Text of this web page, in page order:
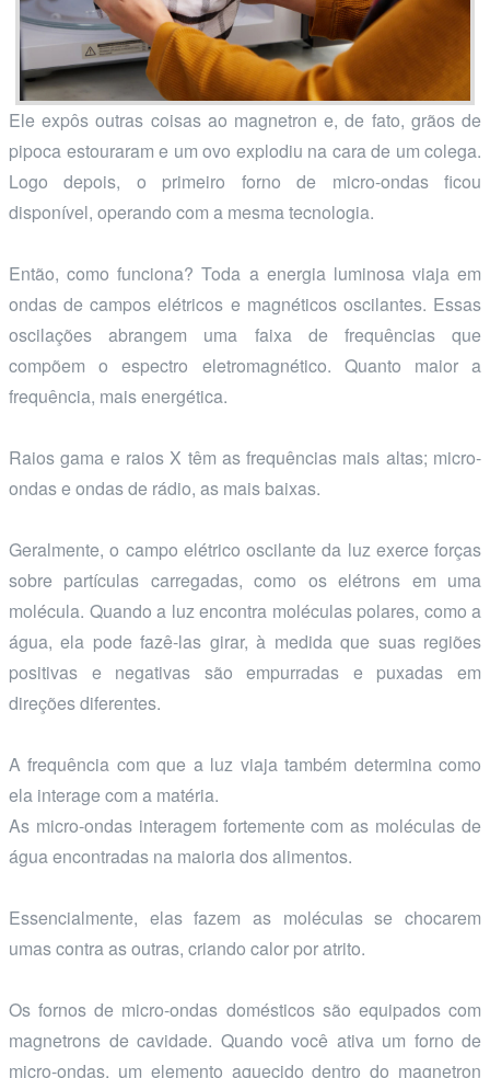
Ele expôs outras coisas ao magnetron e, de fato, grãos de
pipoca estouraram e um ovo explodiu na cara de um colega.
Logo depois, o primeiro forno de micro-ondas ficou
disponível, operando com a mesma tecnologia.
Então, como funciona? Toda a energia luminosa viaja em
ondas de campos elétricos e magnéticos oscilantes. Essas
oscilações abrangem uma faixa de frequências que
compõem o espectro eletromagnético. Quanto maior a
frequência, mais energética.
Raios gama e raios X têm as frequências mais altas; micro-
ondas e ondas de rádio, as mais baixas.
Geralmente, o campo elétrico oscilante da luz exerce forças
sobre partículas carregadas, como os elétrons em uma
molécula. Quando a luz encontra moléculas polares, como a
água, ela pode fazê-las girar, à medida que suas regiões
positivas e negativas são empurradas e puxadas em
direções diferentes.
A frequência com que a luz viaja também determina como
ela interage com a matéria.
As micro-ondas interagem fortemente com as moléculas de
água encontradas na maioria dos alimentos.
Essencialmente, elas fazem as moléculas se chocarem
umas contra as outras, criando calor por atrito.
Os fornos de micro-ondas domésticos são equipados com
magnetrons de cavidade. Quando você ativa um forno de
micro-ondas, um elemento aquecido dentro do magnetron